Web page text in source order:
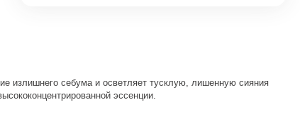
излишнего себума и осветляет тусклую, лишенную сияния
эссенции.